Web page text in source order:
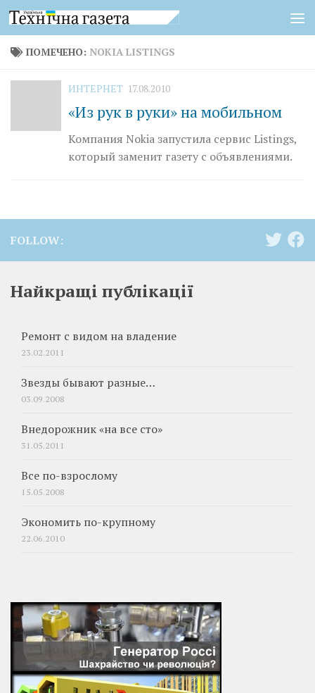
Перейти к содержимому
ПОМЕЧЕНО: NOKIA LISTINGS
ИНТЕРНЕТ 17.08.2010
«Из рук в руки» на мобильном
Компания Nokia запустила сервис Listings,
который заменит газету с объявлениями.
FOLLOW:
Найкращі публікації
Ремонт с видом на владение
23.02.2011
Звезды бывают разные…
03.09.2008
Внедорожник «на все сто»
31.05.2011
Все по-взрослому
15.05.2008
Экономить по-крупному
22.06.2010